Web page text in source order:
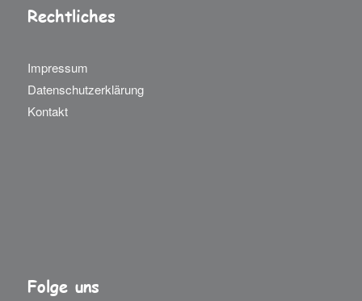
Rechtliches
Impressum
Datenschutzerklärung
Kontakt
Folge uns